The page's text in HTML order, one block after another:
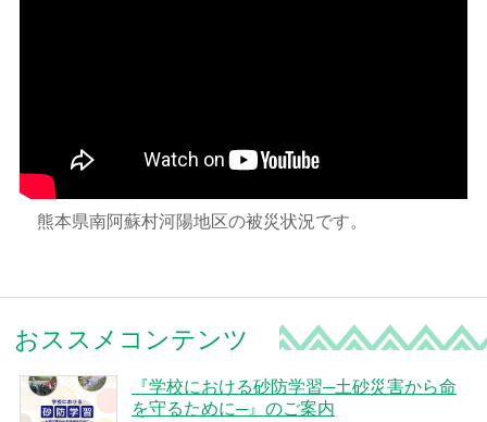
熊本県南阿蘇村河陽地区の被災状況です。
おススメコンテンツ
『学校における砂防学習─土砂災害から命
を守るために─』のご案内